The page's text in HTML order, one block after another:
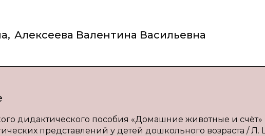
, Алексеева Валентина Васильевна
дидактического пособия «Домашние животные и счёт»
представлений у детей дошкольного возраста / Л.